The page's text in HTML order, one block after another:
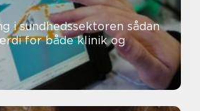
sådan
for både klinik og